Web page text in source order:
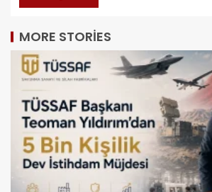
MORE STORIES